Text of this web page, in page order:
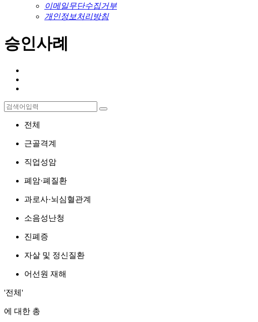
이메일무단수집거부
개인정보처리방침
승인사례
전체
근골격계
직업성암
폐암·폐질환
과로사·뇌심혈관계
소음성난청
진폐증
자살 및 정신질환
어선원 재해
'전체'
에 대한 총